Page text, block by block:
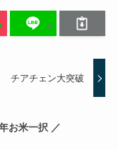
チアチェン大突破
お米一択 ／